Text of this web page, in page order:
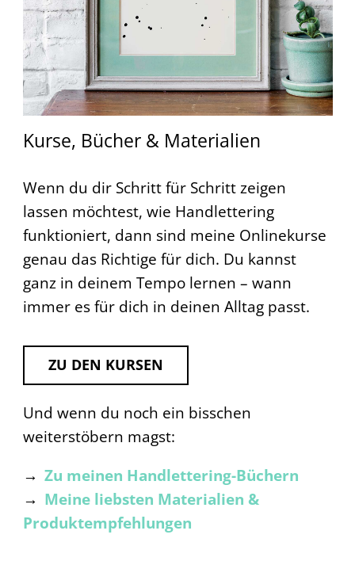
Kurse, Bücher & Materialien
Wenn du dir Schritt für Schritt zeigen
lassen möchtest, wie Handlettering
funktioniert, dann sind meine Onlinekurse
genau das Richtige für dich. Du kannst
ganz in deinem Tempo lernen – wann
immer es für dich in deinen Alltag passt.
ZU DEN KURSEN
Und wenn du noch ein bisschen
weiterstöbern magst:
→ Zu meinen Handlettering-Büchern
→ Meine liebsten Materialien &
Produktempfehlungen